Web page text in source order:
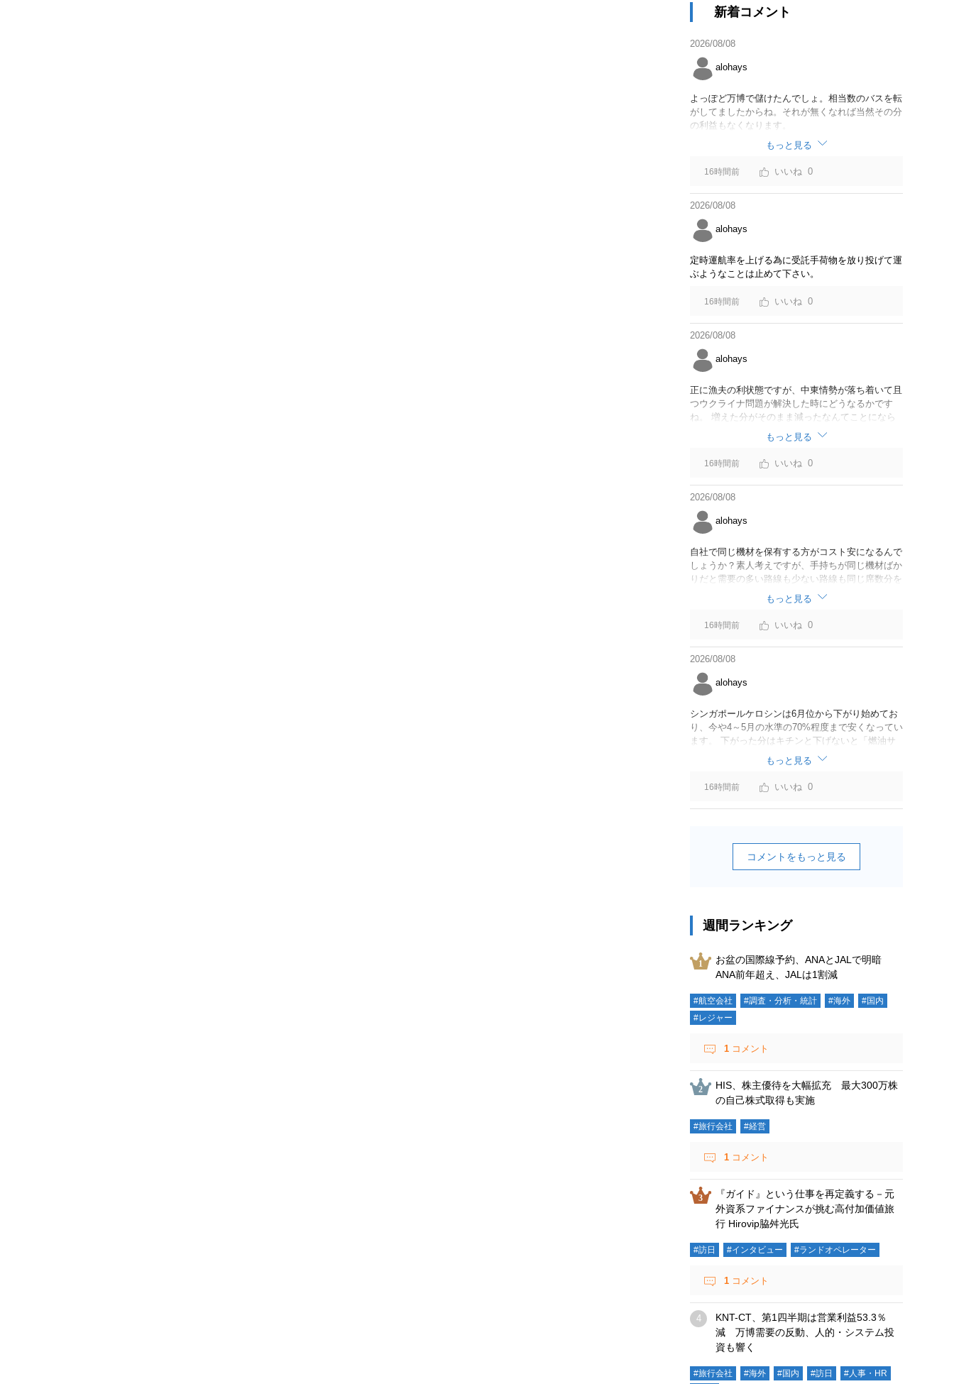
新着コメント
2026/08/08
alohays
よっぽど万博で儲けたんでしょ。相当数のバスを転
がしてましたからね。それが無くなれば当然その分
の利益もなくなります。
もっと見る
16時間前 0
2026/08/08
alohays
定時運航率を上げる為に受託手荷物を放り投げて運
ぶようなことは止めて下さい。
16時間前 0
2026/08/08
alohays
正に漁夫の利状態ですが、中東情勢が落ち着いて且
つウクライナ問題が解決した時にどうなるかです
ね。 増えた分がそのまま減ったなんてことになら
なければいいですが。
もっと見る
16時間前 0
2026/08/08
alohays
自社で同じ機材を保有する方がコスト安になるんで
しょうか？素人考えですが、手持ちが同じ機材ばか
りだと需要の多い路線も少ない路線も同じ席数分を
供給することになるので、需要が多い路線には大型
機材を当て、少ない路線には小型機材を当てるな
ど、席数を調整するにはリース契約の方が対応しや
すいと思いました。
もっと見る
16時間前 0
2026/08/08
alohays
シンガポールケロシンは6月位から下がり始めてお
り、今や4～5月の水準の70%程度まで安くなってい
ます。 下がった分はキチンと下げないと「燃油サ
ーチャージ＝利益」と判断されますよ。
もっと見る
16時間前 0
コメントをもっと見る
週間ランキング
お盆の国際線予約、ANAとJALで明暗
ANA前年超え、JALは1割減
#航空会社 #調査・分析・統計 #海外
#国内
#レジャー
1 コメント
HIS、株主優待を大幅拡充 最大300万株
の自己株式取得も実施
#旅行会社 #経営
1 コメント
『ガイド』という仕事を再定義する－元
外資系ファイナンスが挑む高付加価値旅
行 Hirovip脇舛光氏
#訪日 #インタビュー #ランドオペレーター
1 コメント
KNT-CT、第1四半期は営業利益53.3％
減 万博需要の反動、人的・システム投
資も響く
#旅行会社 #海外 #国内 #訪日 #人事・HR